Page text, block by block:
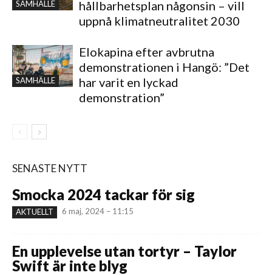
SAMHÄLLE
hållbarhetsplan någonsin – vill
uppnå klimatneutralitet 2030
SAMHÄLLE
Elokapina efter avbrutna
demonstrationen i Hangö: ”Det
har varit en lyckad
demonstration”
SENASTE NYTT
Smocka 2024 tackar för sig
AKTUELLT 6 maj, 2024 – 11:15
En upplevelse utan tortyr – Taylor
Swift är inte blyg